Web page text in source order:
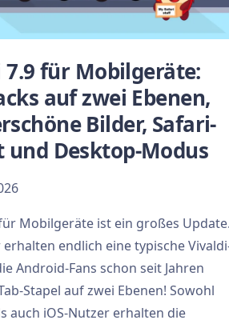
für Mobilgeräte:
auf zwei Ebenen,
Bilder, Safari-
Desktop-Modus
Mobilgeräte ist ein großes
erhalten endlich eine typische
Android-Fans schon seit Jahren
Stapel auf zwei Ebenen! Sowohl
auch iOS-Nutzer erhalten die